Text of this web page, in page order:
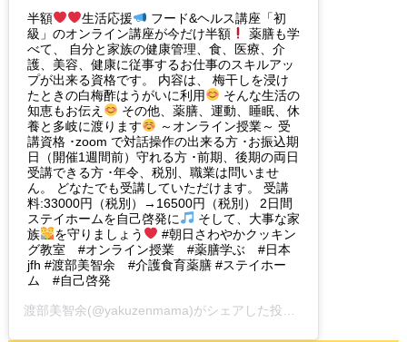
半額 生活応援
フード&ヘルス講座「初
級」のオンライン講座が今だけ半額
薬膳も学
べて、 自分と家族の健康管理、食、医療、介
護、美容、健康に従事するお仕事のスキルアッ
プが出来る資格です。 内容は、 梅干しを浸け
たときの白梅酢はうがいに利用
そんな生活の
知恵もお伝え
その他、薬膳、運動、睡眠、休
養と多岐に渡ります
～オンライン授業～ 受
講資格 ･zoom で対話操作の出来る方 ･お振込期
日（開催1週間前）守れる方 ･前期、後期の両日
受講できる方 ･年令、税別、職業は問いませ
ん。 どなたでも受講していただけます。 受講
料:33000円（税別）→16500円（税別） 2日間
ステイホームを自己啓発に
そして、大事な家
族
を守りましょう
#朝日さわやかクッキン
グ教室 #オンライン授業 #薬膳学ぶ #日本
jfh #渡部美智余 #介護食育薬膳 #ステイホー
ム #自己啓発
渡部美智余(@yakuzenmama)がシェアした投稿 -